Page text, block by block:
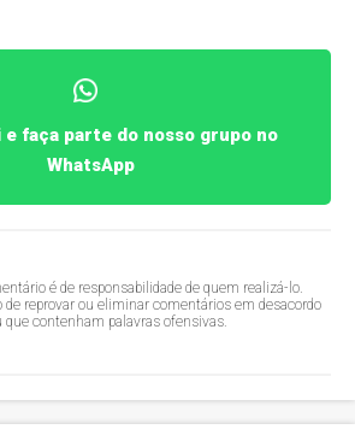
e faça parte do nosso grupo no
WhatsApp
é de responsabilidade de quem realizá-lo.
de reprovar ou eliminar comentários em desacordo
que contenham palavras ofensivas.